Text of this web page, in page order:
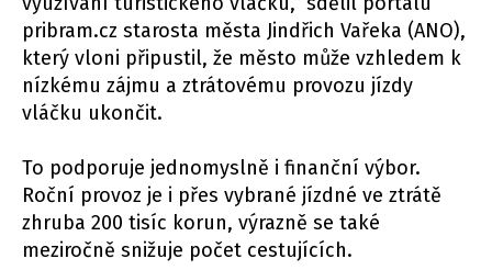
pribram.cz starosta města Jindřich Vařeka (ANO),
který vloni připustil, že město může vzhledem k
nízkému zájmu a ztrátovému provozu jízdy
vláčku ukončit.
To podporuje jednomyslně i finanční výbor.
Roční provoz je i přes vybrané jízdné ve ztrátě
zhruba 200 tisíc korun, výrazně se také
meziročně snižuje počet cestujících.